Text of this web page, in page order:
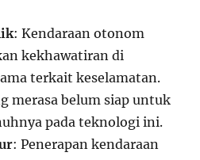
: Kendaraan otonom
kekhawatiran di
terkait keselamatan.
merasa belum siap untuk
pada teknologi ini.
: Penerapan kendaraan